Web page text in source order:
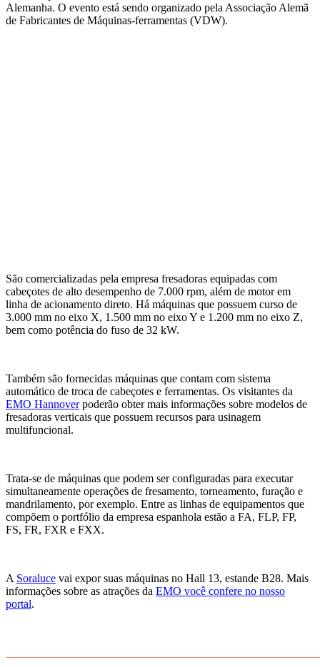
Alemanha. O evento está sendo organizado pela Associação Alemã
de Fabricantes de Máquinas-ferramentas (VDW).
São comercializadas pela empresa fresadoras equipadas com
cabeçotes de alto desempenho de 7.000 rpm, além de motor em
linha de acionamento direto. Há máquinas que possuem curso de
3.000 mm no eixo X, 1.500 mm no eixo Y e 1.200 mm no eixo Z,
bem como potência do fuso de 32 kW.
Também são fornecidas máquinas que contam com sistema
automático de troca de cabeçotes e ferramentas. Os visitantes da
EMO Hannoverpoderão obter mais informações sobre modelos de
fresadoras verticais que possuem recursos para usinagem
multifuncional.
Trata-se de máquinas que podem ser configuradas para executar
simultaneamente operações de fresamento, torneamento, furação e
mandrilamento, por exemplo. Entre as linhas de equipamentos que
compõem o portfólio da empresa espanhola estão a FA, FLP, FP,
FS, FR, FXR e FXX.
A Soraluce vai expor suas máquinas no Hall 13, estande B28. Mais
informações sobre as atrações da EMO você confere no nosso
portal.